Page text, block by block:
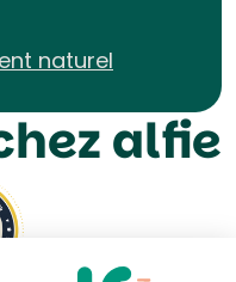
naturel
alfie